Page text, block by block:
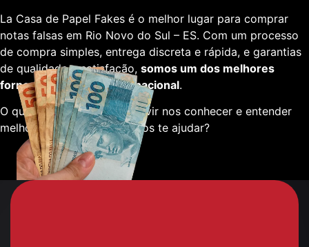
La Casa de Papel Fakes é o melhor lugar para comprar
notas falsas em Rio Novo do Sul – ES. Com um processo
de compra simples, entrega discreta e rápida, e garantias
de qualidade e satisfação, somos um dos melhores
fornecedores em escala nacional.
O que está esperando para vir nos conhecer e entender
melhor sobre como podemos te ajudar?